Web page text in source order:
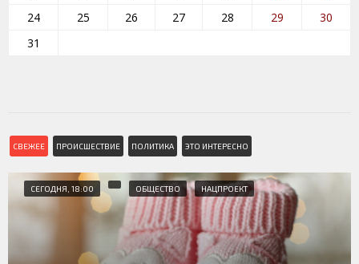
24
25 26 27 28 29
30
31
СВЕЖЕЕ ПРОИСШЕСТВИЕ ПОЛИТИКА ЭТО ИНТЕРЕСНО
СЕГОДНЯ, 18:00 ОБЩЕСТВО НАЦПРОЕКТ